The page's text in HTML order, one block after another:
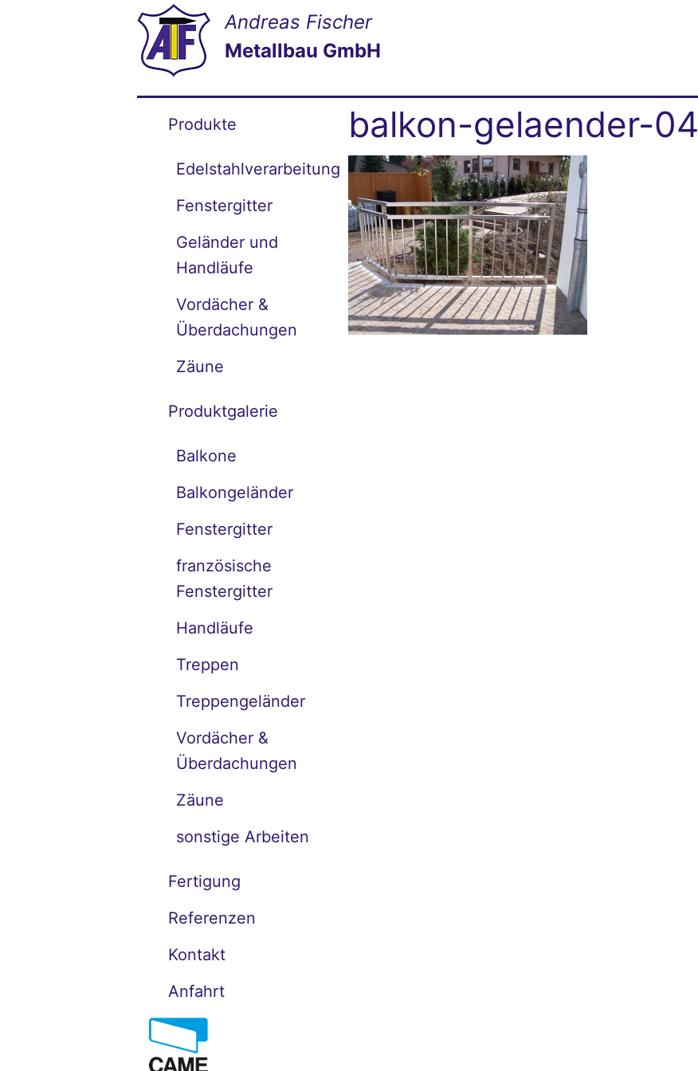
Andreas Fischer
Metallbau GmbH
balkon-gelaender-04
Produkte
Edelstahlverarbeitung
Fenstergitter
Geländer und
Handläufe
Vordächer &
Überdachungen
Zäune
Produktgalerie
Balkone
Balkongeländer
Fenstergitter
französische
Fenstergitter
Handläufe
Treppen
Treppengeländer
Vordächer &
Überdachungen
Zäune
sonstige Arbeiten
Fertigung
Referenzen
Kontakt
Anfahrt